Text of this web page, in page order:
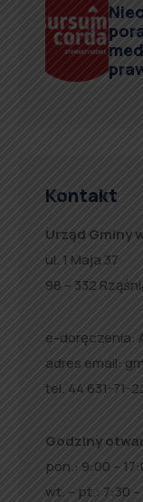
Kontakt
Urząd Gminy
ul. 1 Maja 37
98 – 332
e-doręczenia:
adres email:
tel. 44 631-71-
Godziny
pon.: 9:00 –
wt. – pt.: 7:30 –